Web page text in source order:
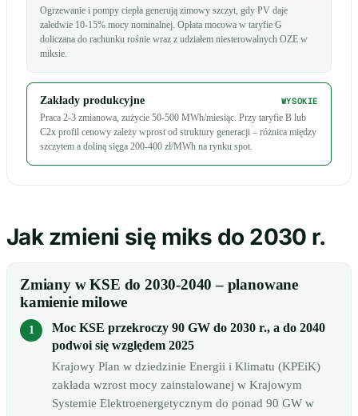
Ogrzewanie i pompy ciepła generują zimowy szczyt, gdy PV daje
zaledwie 10-15% mocy nominalnej. Opłata mocowa w taryfie G
doliczana do rachunku rośnie wraz z udziałem niesterowalnych OZE w
miksie.
Zakłady produkcyjne WYSOKIE
Praca 2-3 zmianowa, zużycie 50-500 MWh/miesiąc. Przy taryfie B lub
C2x profil cenowy zależy wprost od struktury generacji – różnica między
szczytem a doliną sięga 200-400 zł/MWh na rynku spot.
Jak zmieni się miks do 2030 r.
Zmiany w KSE do 2030-2040 – planowane
kamienie milowe
Moc KSE przekroczy 90 GW do 2030 r., a do 2040
podwoi się względem 2025
Krajowy Plan w dziedzinie Energii i Klimatu (KPEiK)
zakłada wzrost mocy zainstalowanej w Krajowym
Systemie Elektroenergetycznym do ponad 90 GW w